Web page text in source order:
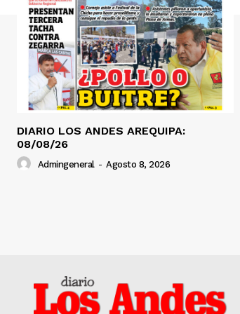
DIARIO LOS ANDES AREQUIPA:
08/08/26
Admingeneral - Agosto 8, 2026